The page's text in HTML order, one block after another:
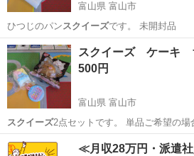
富山県 富山市
ひつじのパン スクイーズです。 未開封品
富山 富山市 おもちゃ スクイーズ
スクイーズ ケーキ
500円
富山県 富山市
スクイーズ2点セットです。 単品ご希望の場
富山 富山市 おもちゃ スクイーズ
≪月収28万円・派遣